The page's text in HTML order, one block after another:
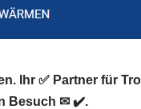
Ihr ✅ Partner für
Besuch ✉ ✔️.